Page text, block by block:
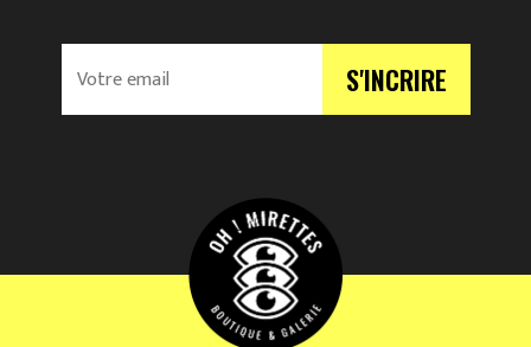
V
r
l
S'INCRIRE